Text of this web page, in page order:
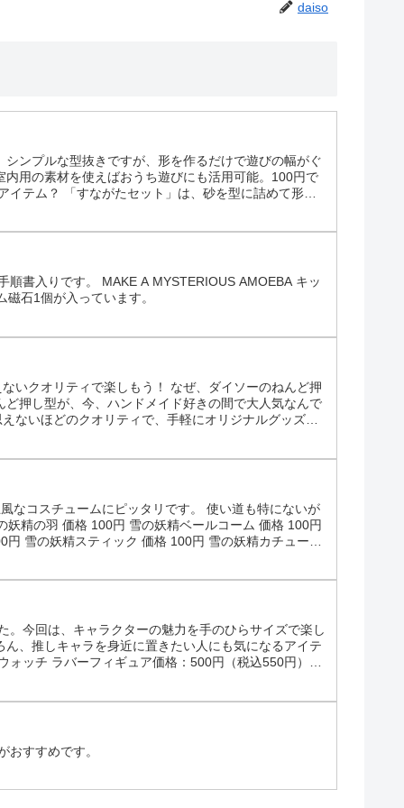
daiso
ンプルな型抜きですが、形を作るだけで遊びの幅がぐ
用の素材を使えばおうち遊びにも活用可能。100円で
テム？ 「すながたセット」は、砂を型に詰めて形を
書入りです。 MAKE A MYSTERIOUS AMOEBA キッ
石1個が入っています。
いクオリティで楽しもう！ なぜ、ダイソーのねんど押
押し型が、今、ハンドメイド好きの間で大人気なんで
ないほどのクオリティで、手軽にオリジナルグッズを
なコスチュームにピッタリです。 使い道も特にないが
精の羽 価格 100円 雪の妖精ベールコーム 価格 100円
雪の妖精スティック 価格 100円 雪の妖精カチューシ
今回は、キャラクターの魅力を手のひらサイズで楽し
、推しキャラを身近に置きたい人にも気になるアイテ
ッチ ラバーフィギュア価格：500円（税込550円）
すすめです。